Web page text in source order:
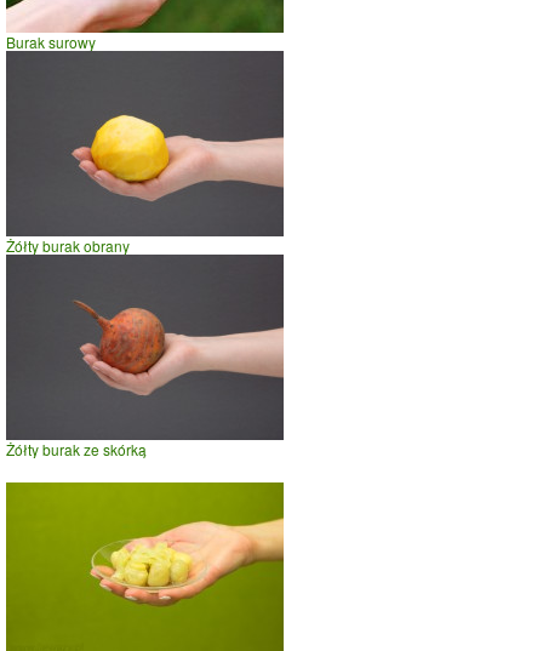
Burak surowy
Żółty burak obrany
Żółty burak ze skórką